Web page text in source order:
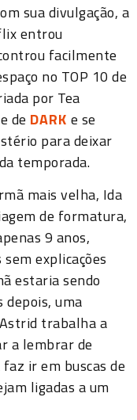
sua divulgação, a
entrou
facilmente
no TOP 10 de
por Tea
de DARK e se
para deixar
temporada.
mais velha, Ida
de formatura,
9 anos,
explicações
estaria sendo
depois, uma
trabalha a
a lembrar de
ir em buscas de
ligadas a um